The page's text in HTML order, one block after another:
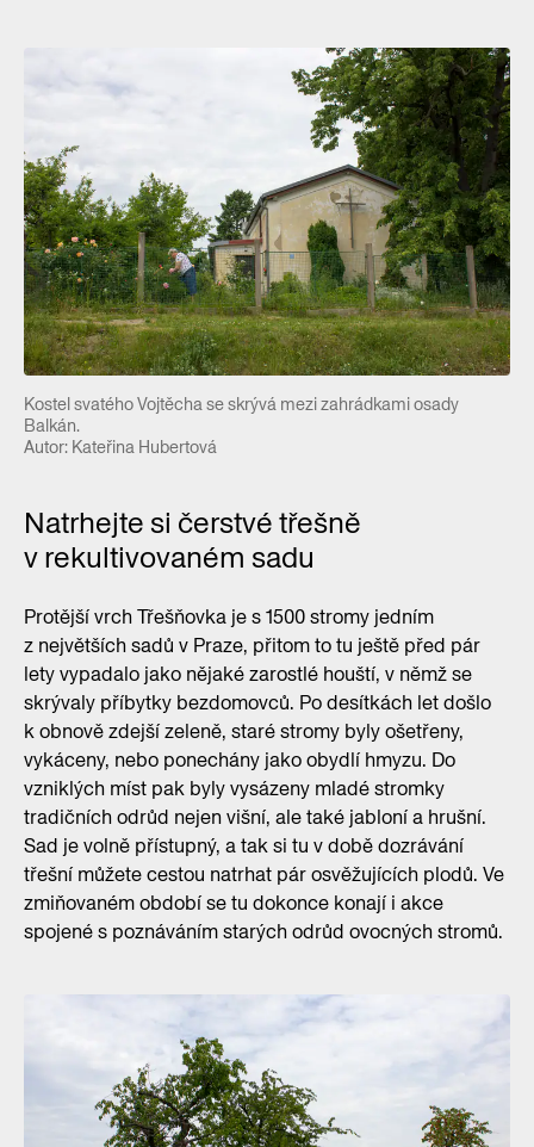
Kostel svatého Vojtěcha se skrývá mezi zahrádkami osady
Balkán.
Autor: Kateřina Hubertová
Natrhejte si čerstvé třešně
v rekultivovaném sadu
Protější vrch Třešňovka je s 1500 stromy jedním
z největších sadů v Praze, přitom to tu ještě před pár
lety vypadalo jako nějaké zarostlé houští, v němž se
skrývaly příbytky bezdomovců. Po desítkách let došlo
k obnově zdejší zeleně, staré stromy byly ošetřeny,
vykáceny, nebo ponechány jako obydlí hmyzu. Do
vzniklých míst pak byly vysázeny mladé stromky
tradičních odrůd nejen višní, ale také jabloní a hrušní.
Sad je volně přístupný, a tak si tu v době dozrávání
třešní můžete cestou natrhat pár osvěžujících plodů. Ve
zmiňovaném období se tu dokonce konají i akce
spojené s poznáváním starých odrůd ovocných stromů.